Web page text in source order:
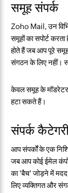
समूह संपर्क
Zoho Mail, उन
समूहों का सपोर्ट
होते हैं जब आप पूरे
संगठन के लिए नहीं।
केवल समूह के मॉडरेटर
हटा सकते हैं।
संपर्क
आप संपर्कों के एक
जब आप कोई ईमेल
का 'बैच' जोड़ने में
लिए व्यक्तिगत और